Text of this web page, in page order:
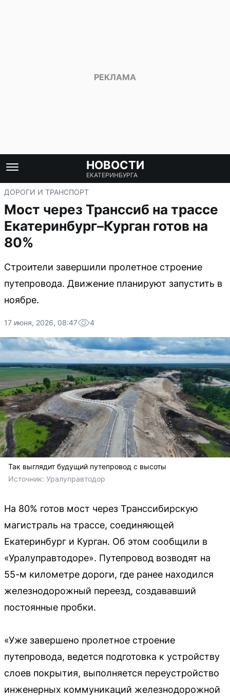
НОВОСТИ
ЕКАТЕРИНБУРГА
ДОРОГИ И ТРАНСПОРТ
Мост через Транссиб на трассе
Екатеринбург–Курган готов на
80%
Строители завершили пролетное строение
путепровода. Движение планируют запустить в
ноябре.
17 июня, 2026, 08:47 4
Так выглядит будущий путепровод с высоты
Источник: Уралуправтодор
На 80% готов мост через Транссибирскую
магистраль на трассе, соединяющей
Екатеринбург и Курган. Об этом сообщили в
«Уралуправтодоре». Путепровод возводят на
55-м километре дороги, где ранее находился
железнодорожный переезд, создававший
постоянные пробки.
«Уже завершено пролетное строение
путепровода, ведется подготовка к устройству
слоев покрытия, выполняется переустройство
инженерных коммуникаций железнодорожной